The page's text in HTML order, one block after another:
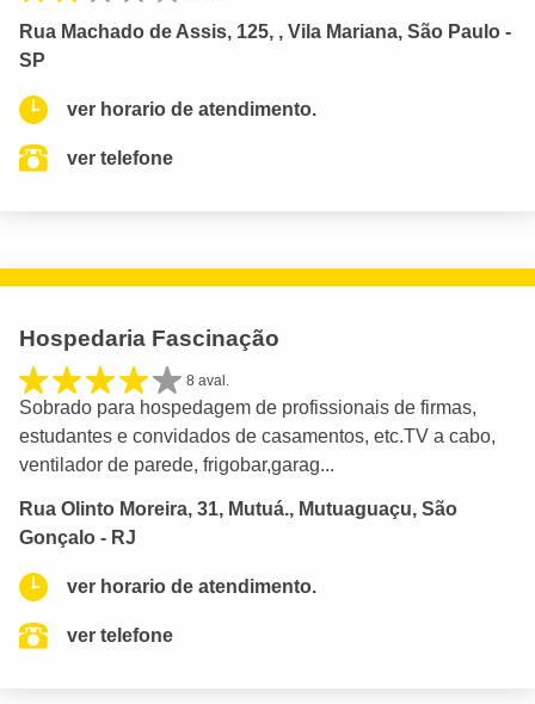
Rua Machado de Assis, 125, , Vila Mariana, São Paulo -
SP
ver horario de atendimento.
ver telefone
Hospedaria Fascinação
8 aval.
Sobrado para hospedagem de profissionais de firmas,
estudantes e convidados de casamentos, etc.TV a cabo,
ventilador de parede, frigobar,garag...
Rua Olinto Moreira, 31, Mutuá., Mutuaguaçu, São
Gonçalo - RJ
ver horario de atendimento.
ver telefone